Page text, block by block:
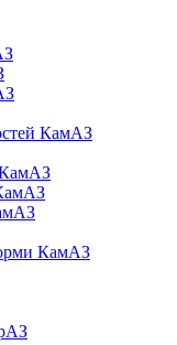
КамАЗ
КамАЗ
КамАЗ